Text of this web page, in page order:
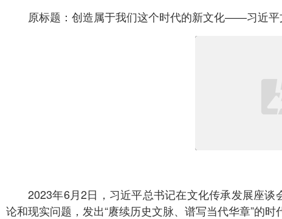
原标题：创造属于我们这个时代的新文化——习近
2023年6月2日，习近平总书记在文化传承发展座
论和现实问题，发出“赓续历史文脉、谱写当代华章”的时